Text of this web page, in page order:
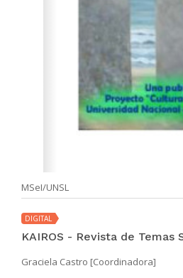
MSeI/UNSL
DIGITAL
Graciela Castro [Coordinadora]